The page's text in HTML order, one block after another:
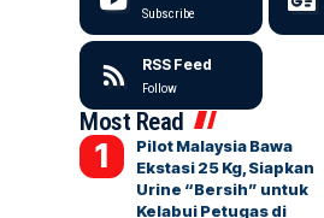
Subscribe
RSS Feed
Follow
Most Read
Pilot Malaysia Bawa
Ekstasi 25 Kg, Siapkan
Urine “Bersih” untuk
Kelabui Petugas di